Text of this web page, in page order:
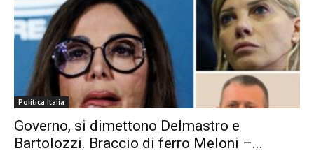
Politica Italia
Governo, si dimettono Delmastro e
Bartolozzi. Braccio di ferro Meloni –...